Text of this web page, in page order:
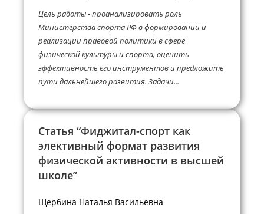
Цель работы - проанализировать роль
Министерства спорта РФ в формировании и
реализации правовой политики в сфере
физической культуры и спорта, оценить
эффективность его инструментов и предложить
пути дальнейшего развития. Задачи...
Статья “Фиджитал-спорт как
элективный формат развития
физической активности в высшей
школе”
Щербина Наталья Васильевна